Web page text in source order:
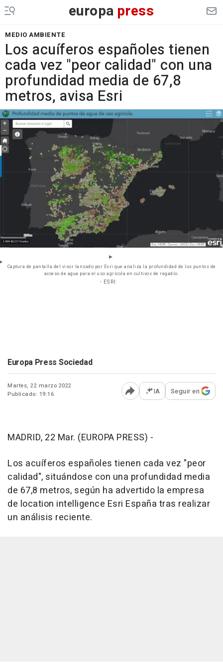
europa press
MEDIO AMBIENTE
Los acuíferos españoles tienen
cada vez "peor calidad" con una
profundidad media de 67,8
metros, avisa Esri
Captura de pantalla del visor lanzado por Esri que analiza la profundidad de los puntos de
acceso de agua para el uso agrícola en cultivos de regadío.
- ESRI
Europa Press Sociedad
Martes, 22 marzo 2022
Publicado: 19:16
Abrir opciones para
IA Seguir en
MADRID, 22 Mar. (EUROPA PRESS) -
Los acuíferos españoles tienen cada vez "peor
calidad", situándose con una profundidad media
de 67,8 metros, según ha advertido la empresa
de location intelligence Esri España tras realizar
un análisis reciente.